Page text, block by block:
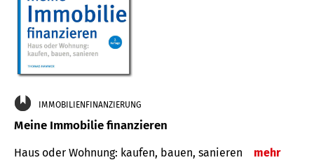
IMMOBILIENFINANZIERUNG
Meine Immobilie finanzieren
Haus oder Wohnung: kaufen, bauen, sanieren mehr